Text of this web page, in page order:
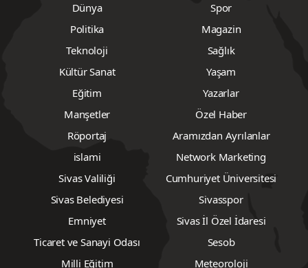
Dünya
Spor
Politika
Magazin
Teknoloji
Sağlık
Kültür Sanat
Yaşam
Eğitim
Yazarlar
Manşetler
Özel Haber
Röportaj
Aramızdan Ayrılanlar
islami
Network Marketing
Sivas Valiliği
Cumhuriyet Üniversitesi
Sivas Belediyesi
Sivasspor
Emniyet
Sivas İl Özel İdaresi
Ticaret ve Sanayi Odası
Sesob
Milli Eğitim
Meteoroloji